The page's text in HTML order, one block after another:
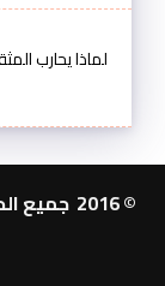
لماذا يحارب
© 2016 جميع الحقوق محفوظة. طوب طوب 24